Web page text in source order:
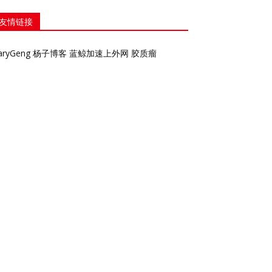
情链接
杨子博客 蓝鲸加速上外网 胶质瘤